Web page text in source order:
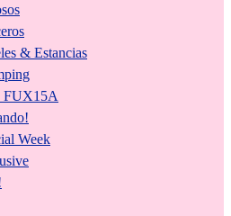
& Estancias
Week